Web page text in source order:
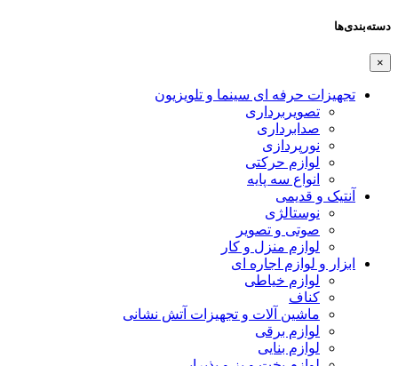
دسته‌بندی‌ها
×
تجهیزات حرفه ای سینما و تلویزیون
تصویربرداری
صدابرداری
نورپردازی
لوازم حرکتی
انواع سه پایه
آنتیک و قدیمی
نوستالژی
صوتی و تصویر
لوازم منزل و کار
ابزار و لوازم اجاره ای
لوازم خیاطی
کناف
ماشین آلات و تجهیزات آتش نشانی
لوازم برقی
لوازم بنایی